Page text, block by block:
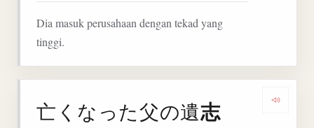
Dia masuk perusahaan dengan tekad yang
tinggi.
亡くなった父の遺志